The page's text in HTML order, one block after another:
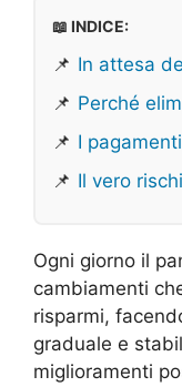
📖 INDICE:
📌 In attesa
📌 Perché
📌 I
📌 Il vero
Ogni giorno il
cambiamenti
risparmi,
graduale e
miglioramenti